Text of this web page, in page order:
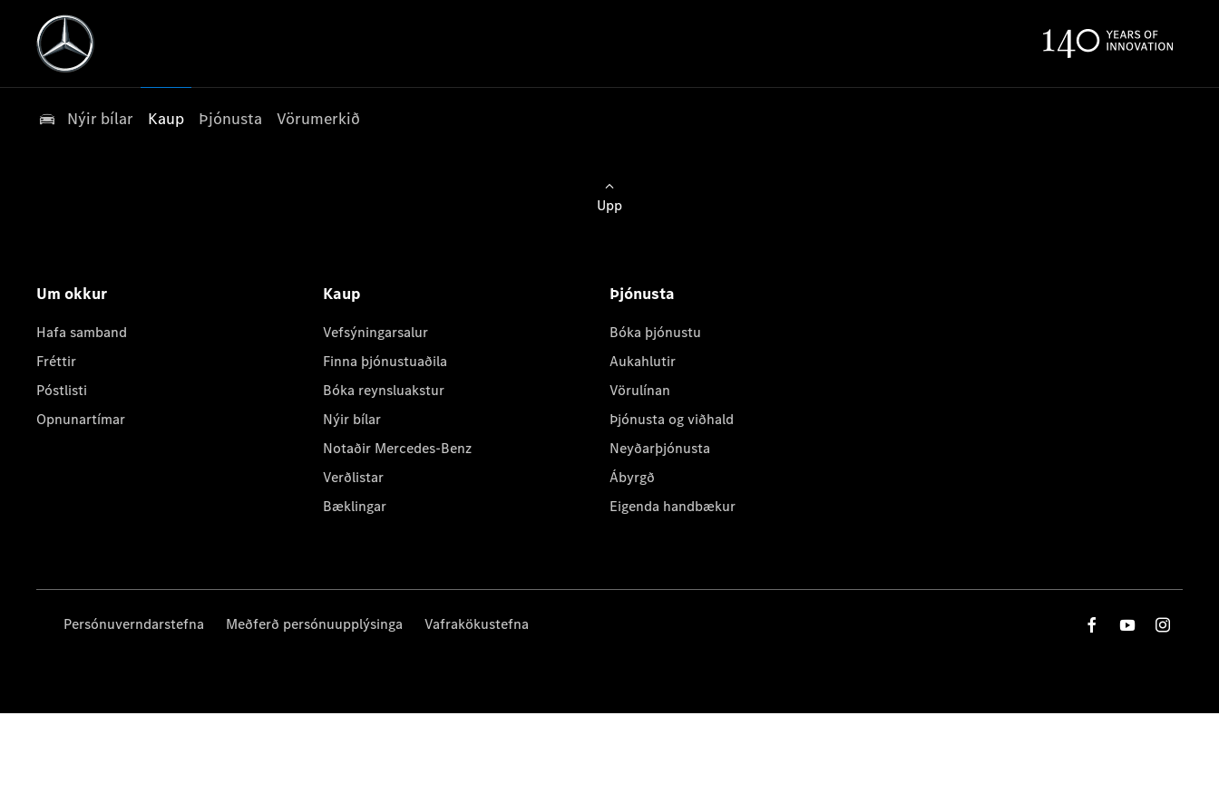
Nýir bílar Kaup Þjónusta Vörumerkið
Upp
Um okkur
Hafa samband
Fréttir
Póstlisti
Opnunartímar
Kaup
Vefsýningarsalur
Finna þjónustuaðila
Bóka reynsluakstur
Nýir bílar
Notaðir Mercedes-Benz
Verðlistar
Bæklingar
Þjónusta
Bóka þjónustu
Aukahlutir
Vörulínan
Þjónusta og viðhald
Neyðarþjónusta
Ábyrgð
Eigenda handbækur
Persónuverndarstefna Meðferð persónuupplýsinga Vafrakökustefna